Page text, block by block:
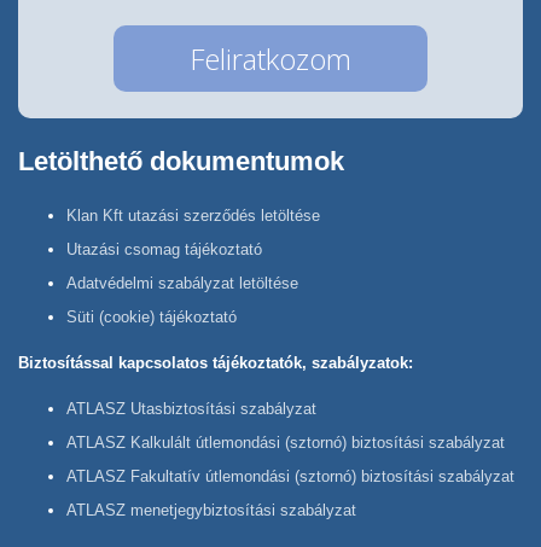
Letölthető dokumentumok
Klan Kft utazási szerződés letöltése
Utazási csomag tájékoztató
Adatvédelmi szabályzat letöltése
Süti (cookie) tájékoztató
Biztosítással kapcsolatos tájékoztatók, szabályzatok:
ATLASZ Utasbiztosítási szabályzat
ATLASZ Kalkulált útlemondási (sztornó) biztosítási szabályzat
ATLASZ Fakultatív útlemondási (sztornó) biztosítási szabályzat
ATLASZ menetjegybiztosítási szabályzat